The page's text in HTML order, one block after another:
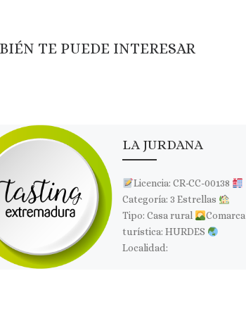
TE PUEDE INTERESAR
LA JURDANA
Licencia: CR-CC-00138
Categoría: 3 Estrellas
Tipo: Casa rural
Comarca
turística: HURDES
Localidad: